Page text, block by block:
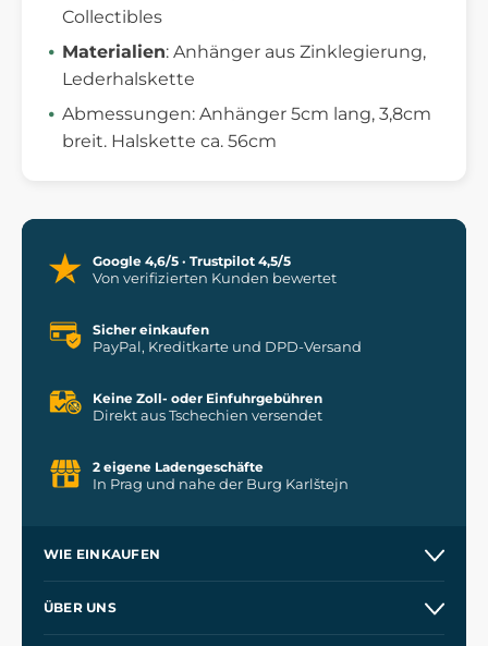
Collectibles
Materialien: Anhänger aus Zinklegierung,
Lederhalskette
Abmessungen: Anhänger 5cm lang, 3,8cm
breit. Halskette ca. 56cm
Google 4,6/5 · Trustpilot 4,5/5
Von verifizierten Kunden bewertet
Sicher einkaufen
PayPal, Kreditkarte und DPD-Versand
Keine Zoll- oder Einfuhrgebühren
Direkt aus Tschechien versendet
2 eigene Ladengeschäfte
In Prag und nahe der Burg Karlštejn
WIE EINKAUFEN
ÜBER UNS